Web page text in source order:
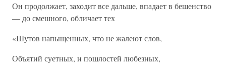
Он продолжает, заходит все дальше, впадает в бешенство
— до смешного, обличает тех
«Шутов напыщенных, что не жалеют слов,
Объятий суетных, и пошлостей любезных,